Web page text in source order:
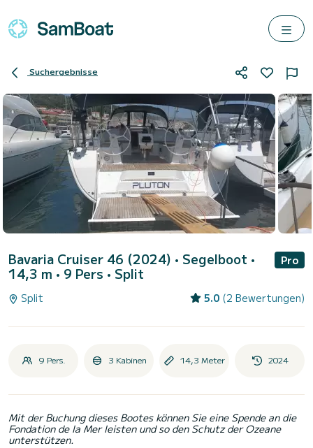
Suchergebnisse
Bavaria Cruiser 46 (2024) • Segelboot •
14,3 m • 9 Pers • Split
Pro
Split 5.0 (2 Bewertungen)
9 Pers. 3 Kabinen 14,3 Meter 2024
Mit der Buchung dieses Bootes können Sie eine Spende an die
Fondation de la Mer leisten und so den Schutz der Ozeane
unterstützen.